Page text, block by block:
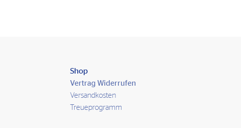
Shop
Vertrag Widerrufen
Versandkosten
Treueprogramm